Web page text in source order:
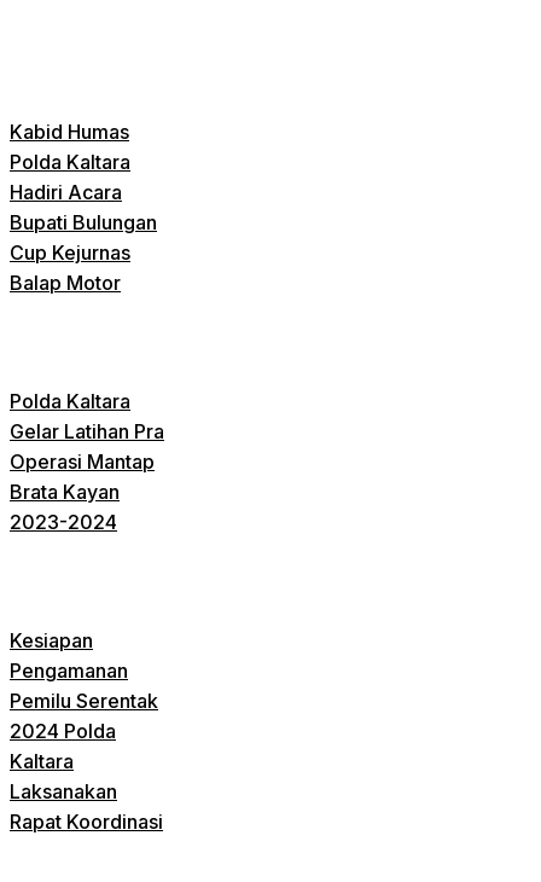
Kabid Humas
Polda Kaltara
Hadiri Acara
Bupati Bulungan
Cup Kejurnas
Balap Motor
Polda Kaltara
Gelar Latihan Pra
Operasi Mantap
Brata Kayan
2023-2024
Kesiapan
Pengamanan
Pemilu Serentak
2024 Polda
Kaltara
Laksanakan
Rapat Koordinasi